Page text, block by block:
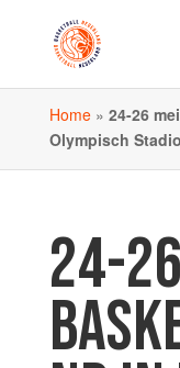
Home» 24-26
Olympisch
24-